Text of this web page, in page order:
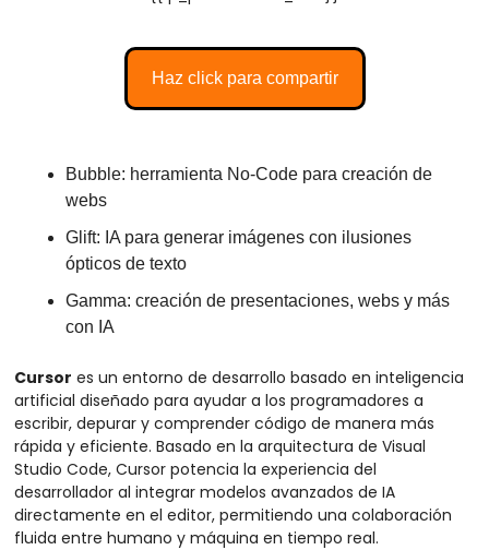
Haz click para compartir
Bubble: herramienta No-Code para creación de
webs
Glift: IA para generar imágenes con ilusiones
ópticos de texto
Gamma: creación de presentaciones, webs y más
con IA
Cursor es un entorno de desarrollo basado en inteligencia
artificial diseñado para ayudar a los programadores a
escribir, depurar y comprender código de manera más
rápida y eficiente. Basado en la arquitectura de Visual
Studio Code, Cursor potencia la experiencia del
desarrollador al integrar modelos avanzados de IA
directamente en el editor, permitiendo una colaboración
fluida entre humano y máquina en tiempo real.